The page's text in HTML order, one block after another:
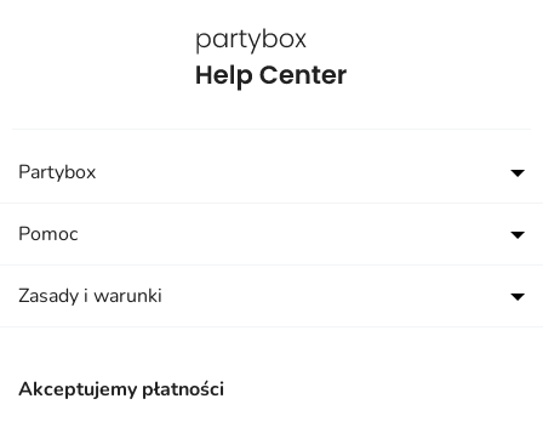
Akceptujemy płatności
Partybox
Pomoc
Zasady i warunki